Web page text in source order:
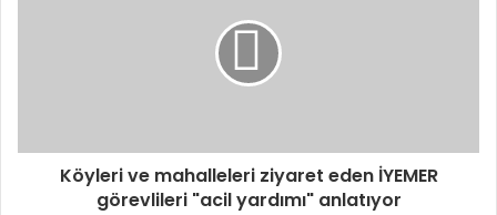
Köyleri ve mahalleleri ziyaret eden İYEMER
görevlileri "acil yardımı" anlatıyor